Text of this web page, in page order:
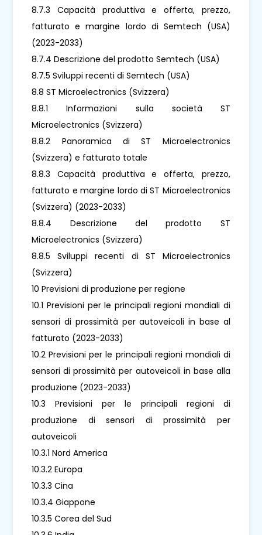
8.7.3 Capacità produttiva e offerta, prezzo,
fatturato e margine lordo di Semtech (USA)
(2023-2033)
8.7.4 Descrizione del prodotto Semtech (USA)
8.7.5 Sviluppi recenti di Semtech (USA)
8.8 ST Microelectronics (Svizzera)
8.8.1 Informazioni sulla società ST
Microelectronics (Svizzera)
8.8.2 Panoramica di ST Microelectronics
(Svizzera) e fatturato totale
8.8.3 Capacità produttiva e offerta, prezzo,
fatturato e margine lordo di ST Microelectronics
(Svizzera) (2023-2033)
8.8.4 Descrizione del prodotto ST
Microelectronics (Svizzera)
8.8.5 Sviluppi recenti di ST Microelectronics
(Svizzera)
10 Previsioni di produzione per regione
10.1 Previsioni per le principali regioni mondiali di
sensori di prossimità per autoveicoli in base al
fatturato (2023-2033)
10.2 Previsioni per le principali regioni mondiali di
sensori di prossimità per autoveicoli in base alla
produzione (2023-2033)
10.3 Previsioni per le principali regioni di
produzione di sensori di prossimità per
autoveicoli
10.3.1 Nord America
10.3.2 Europa
10.3.3 Cina
10.3.4 Giappone
10.3.5 Corea del Sud